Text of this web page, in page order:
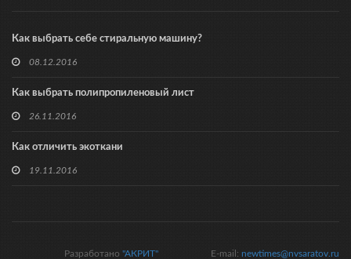
Как выбрать себе стиральную машину?
08.12.2016
Как выбрать полипропиленовый лист
26.11.2016
Как отличить экоткани
19.11.2016
E-mail: newtimes@nvsaratov.ru
Разработано "АКРИТ"